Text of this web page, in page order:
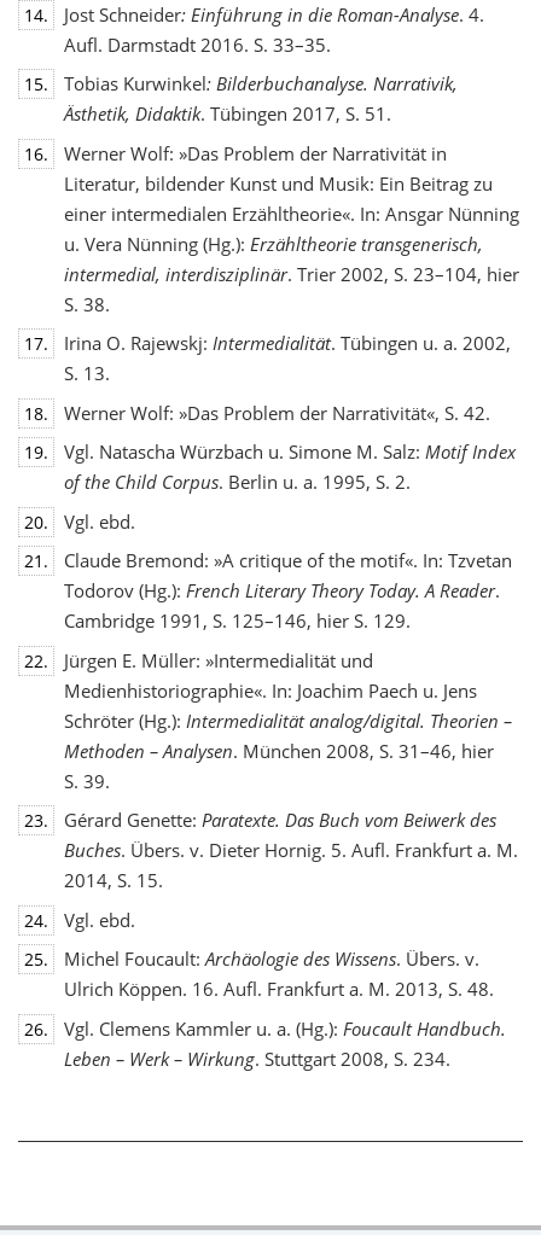
14. Jost Schneider: Einführung in die Roman-Analyse. 4.
Aufl. Darmstadt 2016. S. 33–35.
15. Tobias Kurwinkel: Bilderbuchanalyse. Narrativik,
Ästhetik, Didaktik. Tübingen 2017, S. 51.
16.
Werner Wolf: »Das Problem der Narrativität in
Literatur, bildender Kunst und Musik: Ein Beitrag zu
einer intermedialen Erzähltheorie«. In: Ansgar Nünning
u. Vera Nünning (Hg.): Erzähltheorie transgenerisch,
intermedial, interdisziplinär. Trier 2002, S. 23–104, hier
S. 38.
17. Irina O. Rajewskj: Intermedialität. Tübingen u. a. 2002,
S. 13.
18. Werner Wolf: »Das Problem der Narrativität«, S. 42.
19. Vgl. Natascha Würzbach u. Simone M. Salz: Motif Index
of the Child Corpus. Berlin u. a. 1995, S. 2.
20. Vgl. ebd.
21.
Claude Bremond: »A critique of the motif«. In: Tzvetan
Todorov (Hg.): French Literary Theory Today. A Reader.
Cambridge 1991, S. 125–146, hier S. 129.
22.
Jürgen E. Müller: »Intermedialität und
Medienhistoriographie«. In: Joachim Paech u. Jens
Schröter (Hg.): Intermedialität analog/digital. Theorien –
Methoden – Analysen. München 2008, S. 31–46, hier
S. 39.
23. Gérard Genette: Paratexte. Das Buch vom Beiwerk des
Buches. Übers. v. Dieter Hornig. 5. Aufl. Frankfurt a. M.
2014, S. 15.
24. Vgl. ebd.
25. Michel Foucault:Archäologie des Wissens. Übers. v.
Ulrich Köppen. 16. Aufl. Frankfurt a. M. 2013, S. 48.
26. Vgl. Clemens Kammler u. a. (Hg.): Foucault Handbuch.
Leben – Werk – Wirkung. Stuttgart 2008, S. 234.